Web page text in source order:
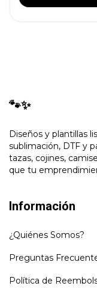
🐾✨
Diseños y plantillas
sublimación, DTF y
tazas, cojines,
que tu
Información
¿Quiénes Somos?
Preguntas
Política de